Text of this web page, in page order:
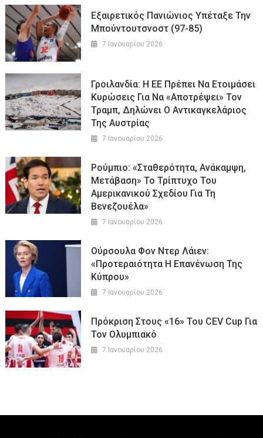
Εξαιρετικός Πανιώνιος Υπέταξε Την
Μπούντουτσνοστ (97-85)
7 Ιανουαρίου 2026
Γροιλανδία: Η ΕΕ Πρέπει Να Ετοιμάσει
Κυρώσεις Για Να «αποτρέψει» Τον
Τραμπ, Δηλώνει Ο Αντικαγκελάριος
Της Αυστρίας
7 Ιανουαρίου 2026
Ρούμπιο: «Σταθερότητα, Ανάκαμψη,
Μετάβαση» Το Τρίπτυχο Του
Αμερικανικού Σχεδίου Για Τη
Βενεζουέλα»
7 Ιανουαρίου 2026
Ούρσουλα Φον Ντερ Λάιεν:
«Προτεραιότητα Η Επανένωση Της
Κύπρου»
7 Ιανουαρίου 2026
Πρόκριση Στους «16» Του CEV Cup Για
Τον Ολυμπιακό
7 Ιανουαρίου 2026